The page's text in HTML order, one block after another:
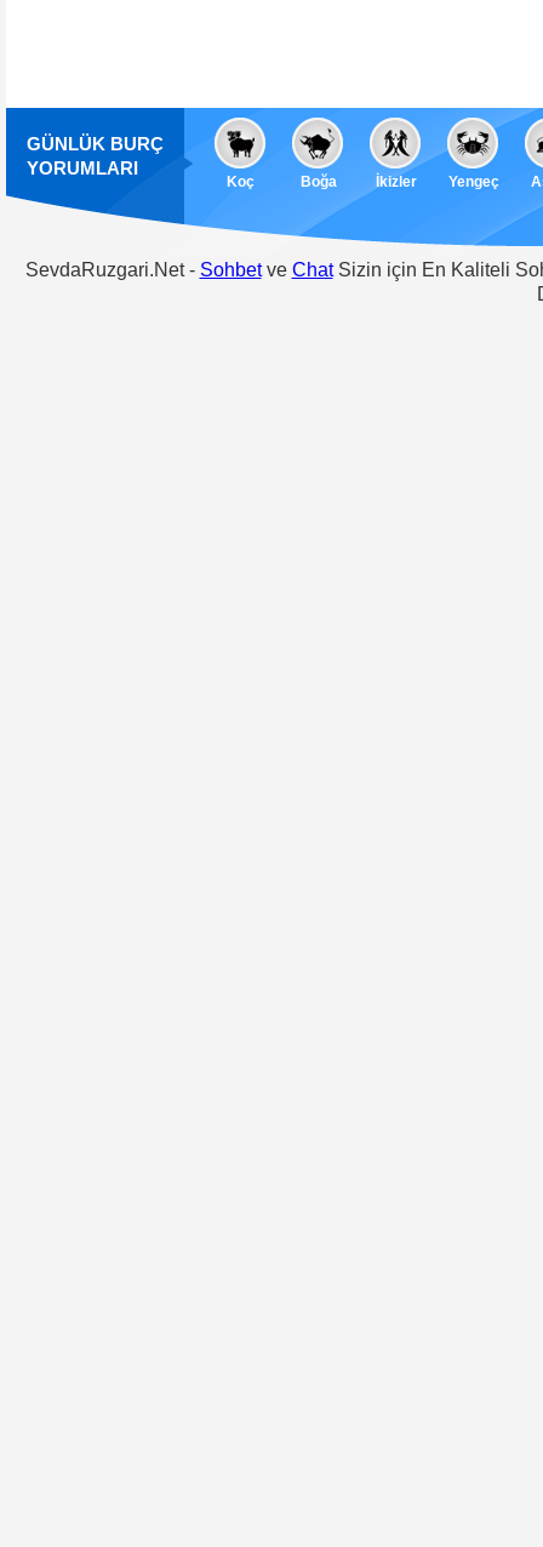
GÜNLÜK BURÇ
YORUMLARI
Koç Boğa İkizler Yengeç
SevdaRuzgari.Net - Sohbetve ChatSizin için En Kaliteli